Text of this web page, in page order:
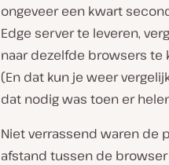
ongeveer een kwart
Edge server te leveren,
naar dezelfde browsers te
(En dat kun je weer
dat nodig was toen er
Niet verrassend waren de
afstand tussen de